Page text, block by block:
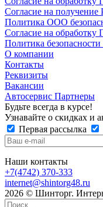
Согласие на
Политика ООО
Согласие на
Политика
О компании
Контакты
Реквизиты
Вакансии
Автосервис Партнеры
Будьте всегда в курсе!
Узнавайте о скидках и
Первая рассылка
Наши контакты
+7(4742) 370-333
internet@shintorg48.ru
2026 © Шинторг.